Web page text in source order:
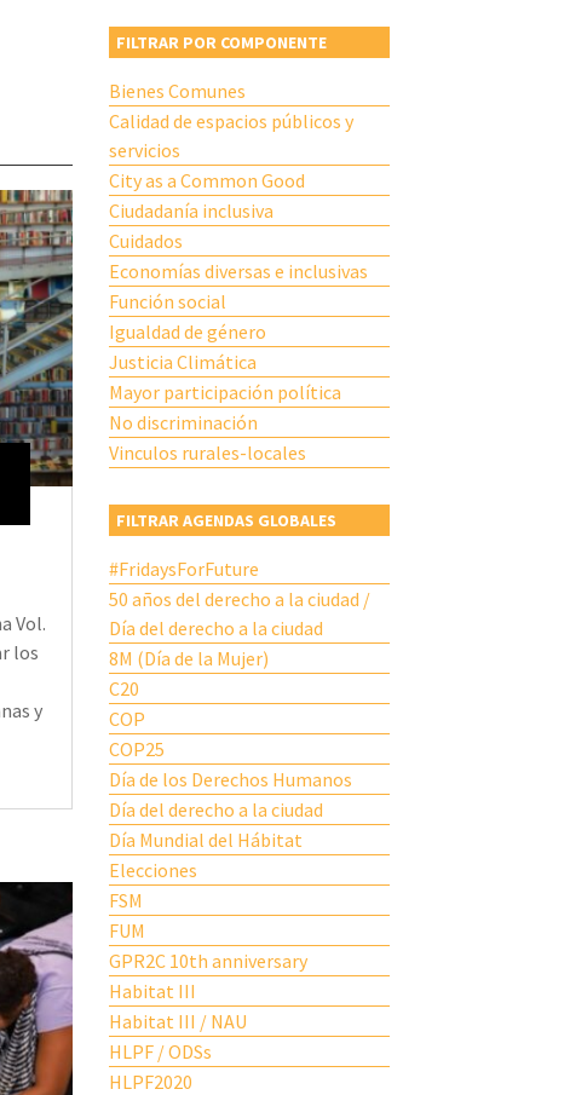
Vol.
los
y
FILTRAR POR COMPONENTE
Bienes Comunes
Calidad de espacios públicos y
servicios
City as a Common Good
Ciudadanía inclusiva
Cuidados
Economías diversas e inclusivas
Función social
Igualdad de género
Justicia Climática
Mayor participación política
No discriminación
Vinculos rurales-locales
FILTRAR AGENDAS GLOBALES
#FridaysForFuture
50 años del derecho a la ciudad /
Día del derecho a la ciudad
8M (Día de la Mujer)
C20
COP
COP25
Día de los Derechos Humanos
Día del derecho a la ciudad
Día Mundial del Hábitat
Elecciones
FSM
FUM
GPR2C 10th anniversary
Habitat III
Habitat III / NAU
HLPF / ODSs
HLPF2020